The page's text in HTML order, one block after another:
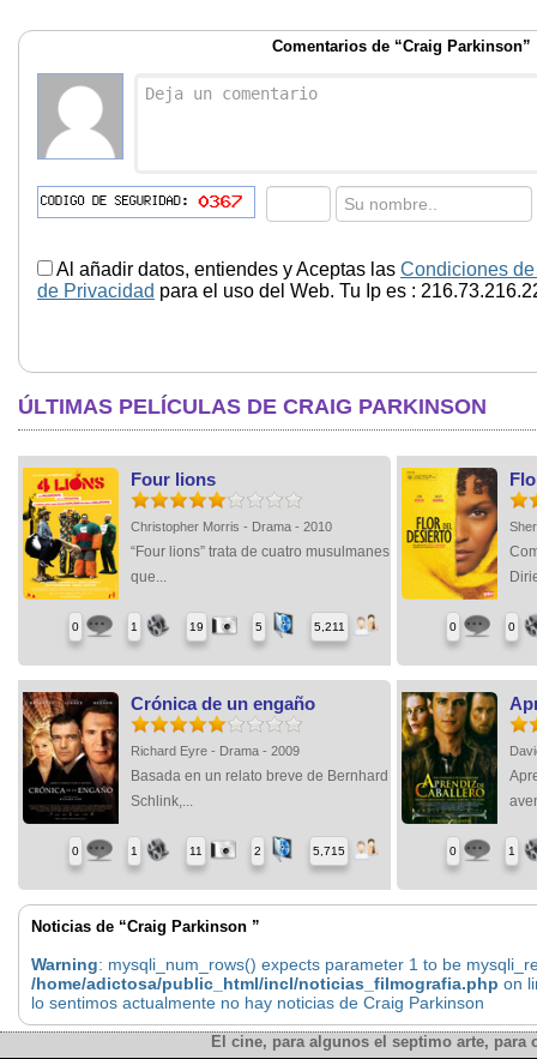
Comentarios de “Craig Parkinson”
Al añadir datos, entiendes y Aceptas las Condiciones
de Privacidad para el uso del Web. Tu Ip es :
ÚLTIMAS PELÍCULAS DE CRAIG PARKINSON
Four lions
Christopher Morris - Drama - 2010
“Four lions” trata de cuatro musulmanes
que...
0 1 19 5 5,211 0 0
Crónica de un engaño
Richard Eyre - Drama - 2009
Basada en un relato breve de Bernhard
Schlink,...
0 1 11 2 5,715 0 1
Noticias de “Craig Parkinson ”
Warning: mysqli_num_rows() expects parameter 1 to be
/home/adictosa/public_html/incl/noticias_filmografia.php on
lo sentimos actualmente no hay noticias de Craig Parkinson
El cine, para algunos el septimo arte,